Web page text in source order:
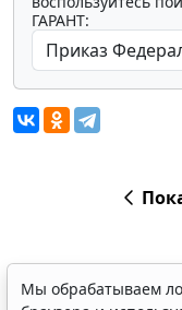
ГАРАНТ:
Мы обрабатываем